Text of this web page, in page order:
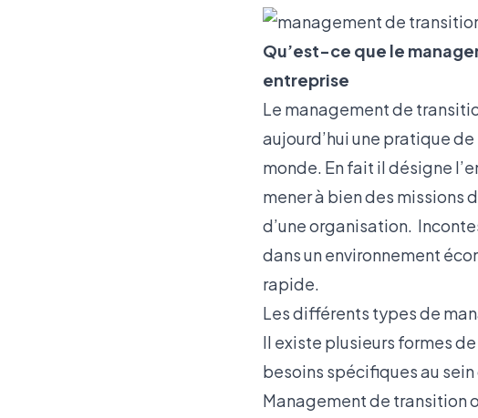
Qu’est-ce que le
entreprise
Le management de
aujourd’hui une pratique
monde. En fait il désigne
mener à bien des missions
d’une organisation.
dans un environnement
rapide.
Les différents types de
Il existe plusieurs formes
besoins spécifiques au sein
Management de transition